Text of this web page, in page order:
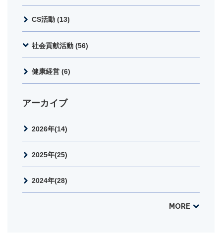
CS活動 (13)
社会貢献活動 (56)
健康経営 (6)
アーカイブ
2026年(14)
2025年(25)
2024年(28)
MORE